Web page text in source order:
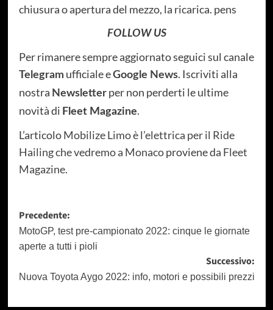
chiusura o apertura del mezzo, la ricarica. pens
FOLLOW US
Per rimanere sempre aggiornato seguici sul canale
Telegram ufficiale eGoogle News. Iscriviti alla
nostra Newsletterper non perderti le ultime
novità di Fleet Magazine.
L’articoloMobilize Limo è l’elettrica per il Ride
Hailing che vedremo a Monacoproviene da Fleet
Magazine.
Navigazione
articolo
Precedente:
MotoGP, test pre-campionato 2022: cinque le giornate
aperte a tutti i pioli
Successivo:
Nuova Toyota Aygo 2022: info, motori e possibili prezzi